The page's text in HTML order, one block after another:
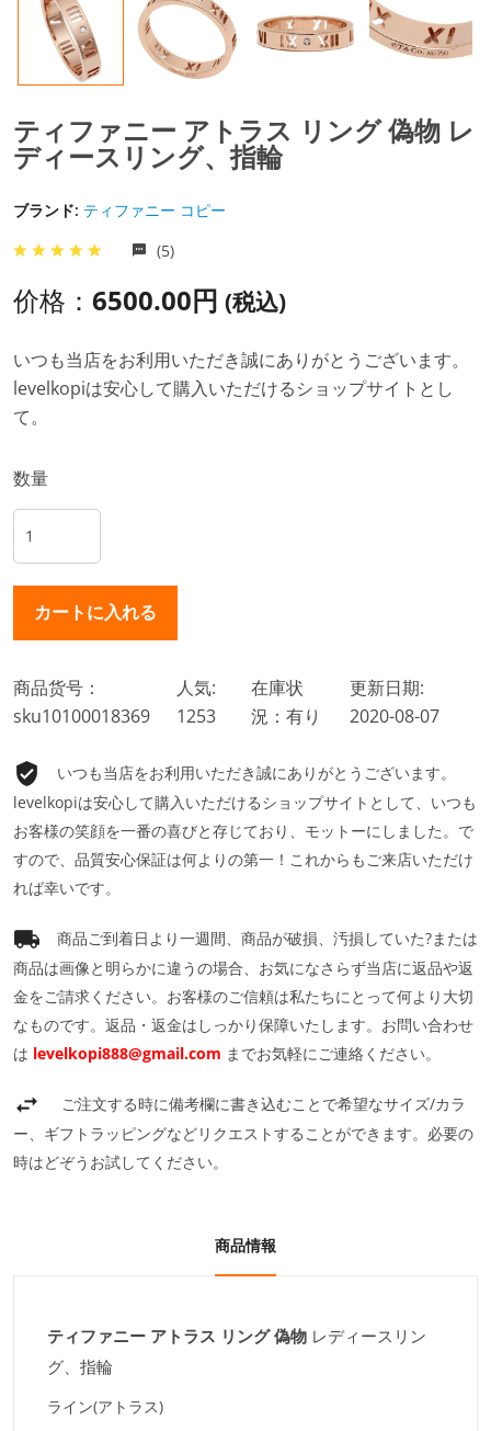
ティファニー アトラス リング 偽物 レ
ディースリング、指輪
ブランド: ティファニー コピー
(5)
价格： 6500.00円 (税込)
いつも当店をお利用いただき誠にありがとうございます。
levelkopiは安心して購入いただけるショップサイトとし
て。
数量
商品货号：
sku10100018369
人気:
1253
在庫状
況：有り
更新日期:
2020-08-07
いつも当店をお利用いただき誠にありがとうございます。
levelkopiは安心して購入いただけるショップサイトとして、いつも
お客様の笑顔を一番の喜びと存じており、モットーにしました。で
すので、品質安心保証は何よりの第一！これからもご来店いただけ
れば幸いです。
商品ご到着日より一週間、商品が破損、汚損していた?または
商品は画像と明らかに違うの場合、お気になさらず当店に返品や返
金をご請求ください。お客様のご信頼は私たちにとって何より大切
なものです。返品・返金はしっかり保障いたします。お問い合わせ
は levelkopi888@gmail.com までお気軽にご連絡ください。
ご注文する時に備考欄に書き込むことで希望なサイズ/カラ
ー、ギフトラッピングなどリクエストすることができます。必要の
時はどぞうお試してください。
商品情報
ティファニー アトラス リング 偽物 レディースリン
グ、指輪
ライン(アトラス)